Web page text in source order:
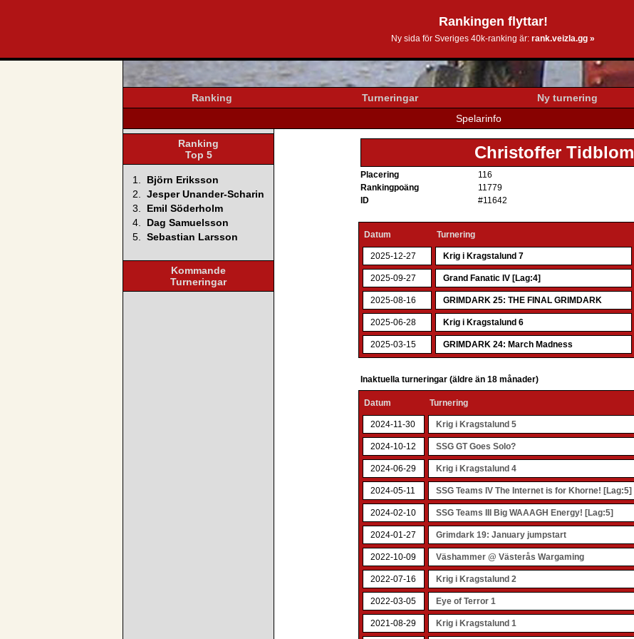
Rankingen flyttar!
Ny sida för Sveriges 40k-ranking är: rank.veizla.gg »
svenska40k.se
Ranking Turneringar Ny turnering
Spelarinfo
Ranking
Top 5
1.
Björn Eriksson
2. Jesper Unander-Scharin
3.
Emil Söderholm
4.
Dag Samuelsson
5. Sebastian Larsson
Kommande
Turneringar
Christoffer Tidblom
Placering
116
Rankingpoäng
11779
ID
#11642
Datum Turnering
2025-12-27 Krig i Kragstalund 7
2025-09-27 Grand Fanatic IV [Lag:4]
2025-08-16 GRIMDARK 25: THE FINAL GRIMDARK
2025-06-28 Krig i Kragstalund 6
2025-03-15 GRIMDARK 24: March Madness
Inaktuella turneringar (äldre än 18 månader)
Datum Turnering
2024-11-30 Krig i Kragstalund 5
2024-10-12 SSG GT Goes Solo?
2024-06-29 Krig i Kragstalund 4
2024-05-11 SSG Teams IV The Internet is for Khorne! [Lag:5]
2024-02-10 SSG Teams III Big WAAAGH Energy! [Lag:5]
2024-01-27 Grimdark 19: January jumpstart
2022-10-09 Väshammer @ Västerås Wargaming
2022-07-16 Krig i Kragstalund 2
2022-03-05 Eye of Terror 1
2021-08-29 Krig i Kragstalund 1